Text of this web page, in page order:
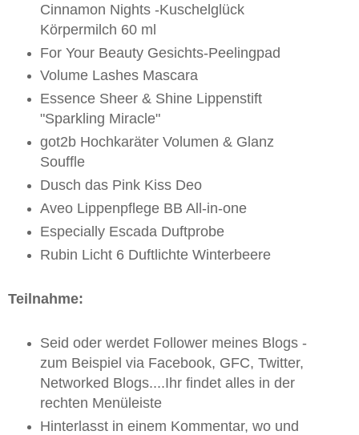
Cinnamon Nights -Kuschelglück
Körpermilch 60 ml
For Your Beauty Gesichts-Peelingpad
Volume Lashes Mascara
Essence Sheer & Shine Lippenstift
"Sparkling Miracle"
got2b Hochkaräter Volumen & Glanz
Souffle
Dusch das Pink Kiss Deo
Aveo Lippenpflege BB All-in-one
Especially Escada Duftprobe
Rubin Licht 6 Duftlichte Winterbeere
Teilnahme:
Seid oder werdet Follower meines Blogs -
zum Beispiel via Facebook, GFC, Twitter,
Networked Blogs....Ihr findet alles in der
rechten Menüleiste
Hinterlasst in einem Kommentar, wo und